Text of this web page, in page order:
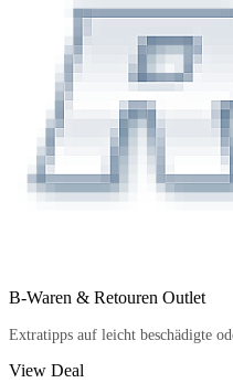
B-Waren & Retouren Outlet
Extratipps auf leicht beschädigte
View Deal